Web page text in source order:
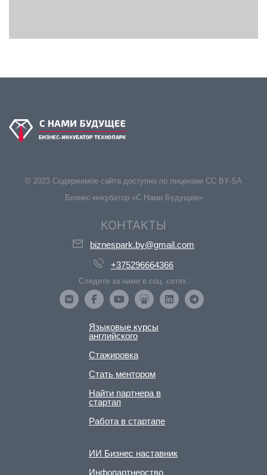
© 2023 Содержимое сайта доступно по лицензии CC BY-SA
Бизнес-инкубатор «С Нами Будущее»
КОНТАКТЫ
biznespark.by@gmail.com
+375296664366
Следите за нами в соц. сетях:
Языковые курсы
английского
Стажировка
Стать ментором
Найти партнера в
стартап
Работа в стартапе
ИИ Бизнес наставник
Инфопартнерство